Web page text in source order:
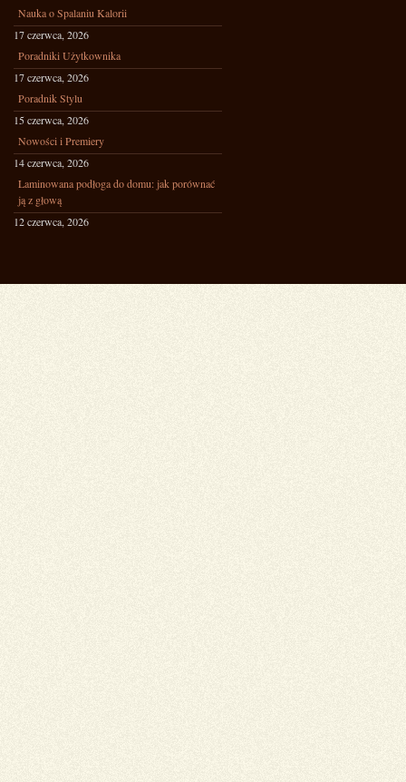
Nauka o Spalaniu Kalorii
17 czerwca, 2026
Poradniki Użytkownika
17 czerwca, 2026
Poradnik Stylu
15 czerwca, 2026
Nowości i Premiery
14 czerwca, 2026
Laminowana podłoga do domu: jak porównać
ją z głową
12 czerwca, 2026